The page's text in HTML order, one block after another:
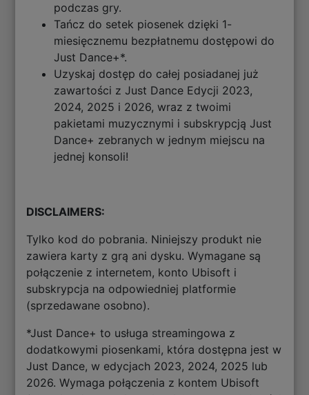
podczas gry.
Tańcz do setek piosenek dzięki 1-
miesięcznemu bezpłatnemu dostępowi do
Just Dance+*.
Uzyskaj dostęp do całej posiadanej już
zawartości z Just Dance Edycji 2023,
2024, 2025 i 2026, wraz z twoimi
pakietami muzycznymi i subskrypcją Just
Dance+ zebranych w jednym miejscu na
jednej konsoli!
DISCLAIMERS:
Tylko kod do pobrania. Niniejszy produkt nie
zawiera karty z grą ani dysku. Wymagane są
połączenie z internetem, konto Ubisoft i
subskrypcja na odpowiedniej platformie
(sprzedawane osobno).
*Just Dance+ to usługa streamingowa z
dodatkowymi piosenkami, która dostępna jest w
Just Dance, w edycjach 2023, 2024, 2025 lub
2026. Wymaga połączenia z kontem Ubisoft